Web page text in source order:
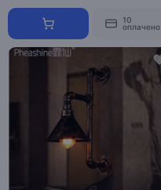
10
оплачено